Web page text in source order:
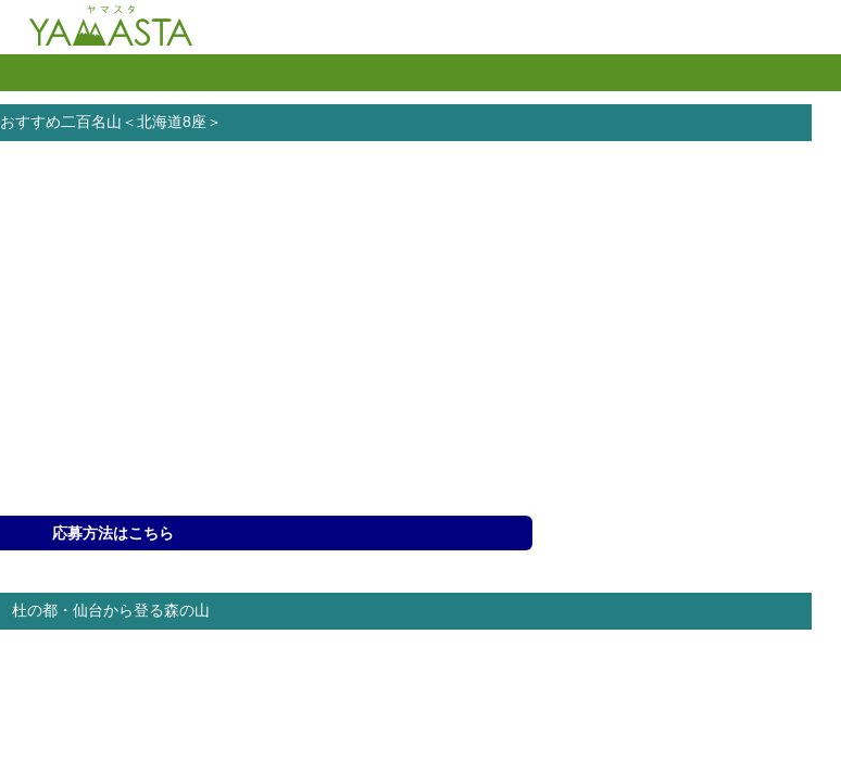
おすすめ二百名山＜北海道8座＞
応募方法はこちら
杜の都・仙台から登る森の山